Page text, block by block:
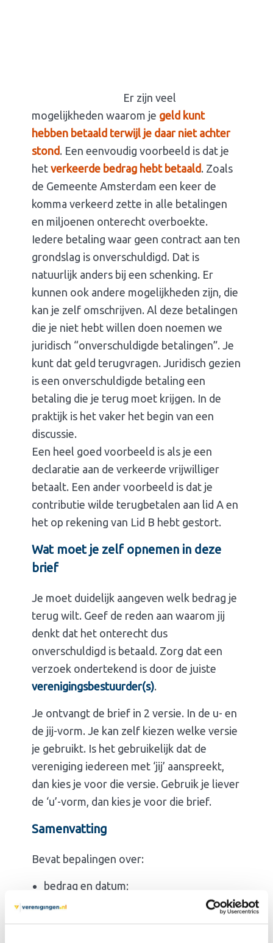
Er zijn veel
mogelijkheden waarom je geld kunt
hebben betaald terwijl je daar niet achter
stond. Een eenvoudig voorbeeld is dat je
het verkeerde bedrag hebt betaald. Zoals
de Gemeente Amsterdam een keer de
komma verkeerd zette in alle betalingen
en miljoenen onterecht overboekte.
Iedere betaling waar geen contract aan ten
grondslag is onverschuldigd. Dat is
natuurlijk anders bij een schenking. Er
kunnen ook andere mogelijkheden zijn, die
kan je zelf omschrijven. Al deze betalingen
die je niet hebt willen doen noemen we
juridisch “onverschuldigde betalingen”. Je
kunt dat geld terugvragen. Juridisch gezien
is een onverschuldigde betaling een
betaling die je terug moet krijgen. In de
praktijk is het vaker het begin van een
discussie.
Een heel goed voorbeeld is als je een
declaratie aan de verkeerde vrijwilliger
betaalt. Een ander voorbeeld is dat je
contributie wilde terugbetalen aan lid A en
het op rekening van Lid B hebt gestort.
Wat moet je zelf opnemen in deze
brief
Je moet duidelijk aangeven welk bedrag je
terug wilt. Geef de reden aan waarom jij
denkt dat het onterecht dus
onverschuldigd is betaald. Zorg dat een
verzoek ondertekend is door de juiste
verenigingsbestuurder(s).
Je ontvangt de brief in 2 versie. In de u- en
de jij-vorm. Je kan zelf kiezen welke versie
je gebruikt. Is het gebruikelijk dat de
vereniging iedereen met ‘jij’ aanspreekt,
dan kies je voor die versie. Gebruik je liever
de ‘u’-vorm, dan kies je voor die brief.
Samenvatting
Bevat bepalingen over:
bedrag en datum;
stelling dat er een fout is gemaakt;
verzoek tot directe retourbetaling;